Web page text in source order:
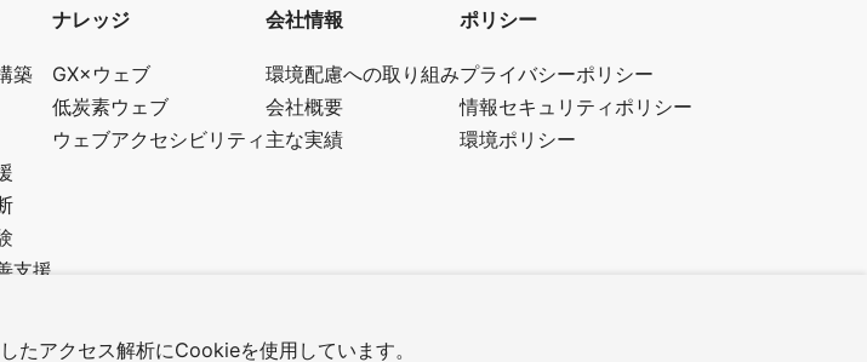
たアクセス解析にCookieを使用しています。
築
支援
ナレッジ
GX×ウェブ
低炭素ウェブ
ウェブアクセシビリティ
会社情報
環境配慮への取り組み
会社概要
主な実績
ポリシー
プライバシーポリシー
情報セキュリティポリシー
環境ポリシー